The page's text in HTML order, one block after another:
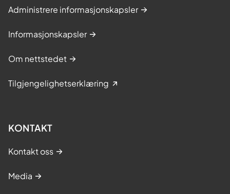
Administrere informasjonskapsler
Informasjonskapsler
Om nettstedet
Tilgjengelighetserklæring
KONTAKT
Kontakt oss
Media